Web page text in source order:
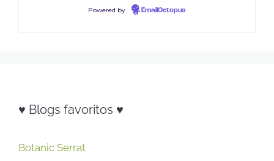
Powered by EmailOctopus
♥ Blogs favoritos ♥
Botanic Serrat